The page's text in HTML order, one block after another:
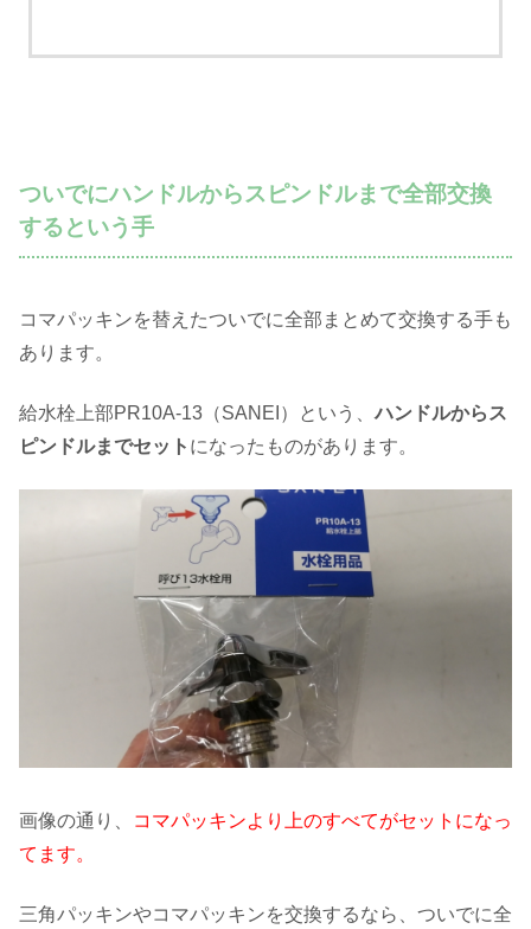
ついでにハンドルからスピンドルまで全部交換
するという手
コマパッキンを替えたついでに全部まとめて交換する手も
あります。
給水栓上部PR10A-13（SANEI）という、ハンドルからス
ピンドルまでセット になったものがあります。
画像の通り、
コマパッキンより上のすべてがセットになっ
てます。
三角パッキンやコマパッキンを交換するなら、ついでに全